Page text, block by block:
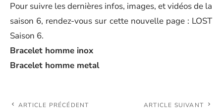
Pour suivre les dernières infos, images, et vidéos de la
saison 6, rendez-vous sur cette nouvelle page : LOST
Saison 6.
Bracelet homme inox
Bracelet homme metal
ARTICLE PRÉCÉDENT ARTICLE SUIVANT